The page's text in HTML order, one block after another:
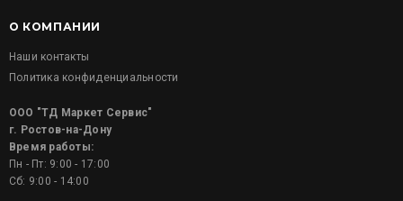
О КОМПАНИИ
Наши контакты
Политика конфиденциальности
ООО "ТД Маркет Сервис"
г. Ростов-на-Дону
Время работы:
Пн - Пт: 9:00 - 17:00
Сб: 9:00 - 14:00